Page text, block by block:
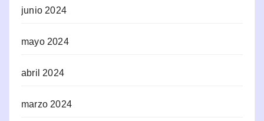
junio 2024
mayo 2024
abril 2024
marzo 2024